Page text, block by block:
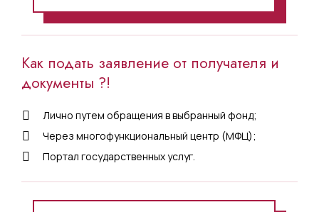
Как подать заявление от получателя и
документы ?!
Лично путем обращения в выбранный фонд;
Через многофункциональный центр (МФЦ);
Портал государственных услуг.